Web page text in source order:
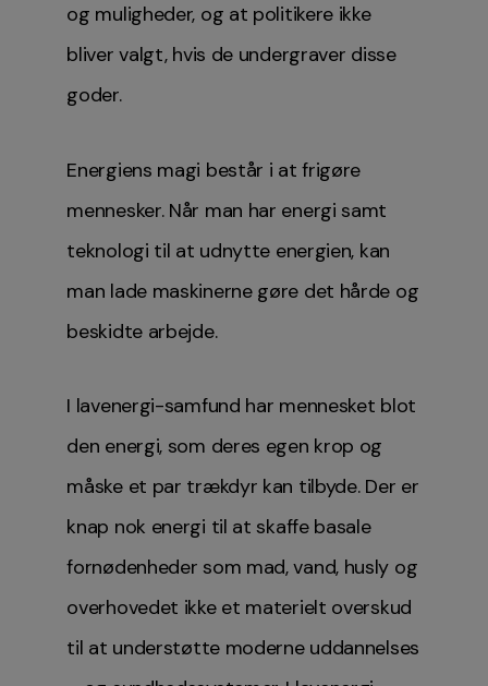
og muligheder, og at politikere ikke
bliver valgt, hvis de undergraver disse
goder.
Energiens magi består i at frigøre
mennesker. Når man har energi samt
teknologi til at udnytte energien, kan
man lade maskinerne gøre det hårde og
beskidte arbejde.
I lavenergi-samfund har mennesket blot
den energi, som deres egen krop og
måske et par trækdyr kan tilbyde. Der er
knap nok energi til at skaffe basale
fornødenheder som mad, vand, husly og
overhovedet ikke et materielt overskud
til at understøtte moderne uddannelses